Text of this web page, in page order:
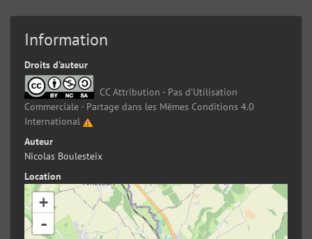
Information
Droits d’auteur
CC Attribution - Pas d’Utilisation
Commerciale - Partage dans les Mêmes Conditions 4.0
International
Auteur
Nicolas Boulesteix
Location
+
-